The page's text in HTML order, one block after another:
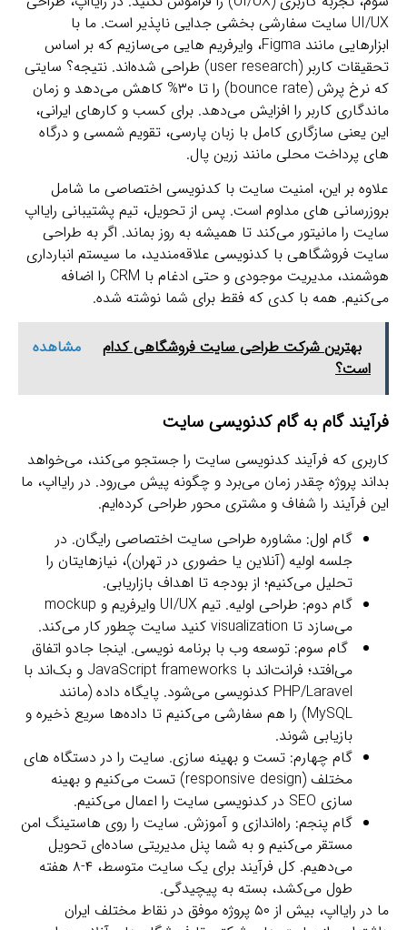
UI/UX سایت سفارشی بخشی جدایی‌ ناپذیر است. ما با
ابزارهایی مانند Figma، وایرفریم‌ هایی می‌سازیم که بر اساس
تحقیقات کاربر (user research) طراحی شده‌اند. نتیجه؟ سایتی
که نرخ پرش (bounce rate) را تا ۳۰% کاهش می‌دهد و زمان
ماندگاری کاربر را افزایش می‌دهد. برای کسب‌ و کارهای ایرانی،
این یعنی سازگاری کامل با زبان پارسی، تقویم شمسی و درگاه‌
های پرداخت محلی مانند زرین‌ پال.
علاوه بر این، امنیت سایت با کدنویسی اختصاصی ما شامل
بروزرسانی‌ های مداوم است. پس از تحویل، تیم پشتیبانی رایااپ
سایت را مانیتور می‌کند تا همیشه به‌ روز بماند. اگر به طراحی
سایت فروشگاهی با کدنویسی علاقه‌مندید، ما سیستم انبارداری
هوشمند، مدیریت موجودی و حتی ادغام با CRM را اضافه
می‌کنیم. همه با کدی که فقط برای شما نوشته شده.
مشاهده
بهترین شرکت طراحی سایت فروشگاهی کدام
است؟
فرآیند گام‌ به‌ گام کدنویسی سایت
کاربری که فرآیند کدنویسی سایت را جستجو می‌کند، می‌خواهد
بداند پروژه چقدر زمان می‌برد و چگونه پیش می‌رود. در رایااپ، ما
این فرآیند را شفاف و مشتری‌ محور طراحی کرده‌ایم.
گام اول: مشاوره طراحی سایت اختصاصی رایگان. در
جلسه اولیه (آنلاین یا حضوری در تهران)، نیازهایتان را
تحلیل می‌کنیم؛ از بودجه تا اهداف بازاریابی.
گام دوم: طراحی اولیه. تیم UI/UX وایرفریم و mockup
می‌سازد تا visualization کنید سایت چطور کار می‌کند.
گام سوم: توسعه وب با برنامه‌ نویسی. اینجا جادو اتفاق
می‌افتد؛ فرانت‌اند با JavaScript frameworks و بک‌اند با
PHP/Laravel کدنویسی می‌شود. پایگاه داده (مانند
MySQL) را هم سفارشی می‌کنیم تا داده‌ها سریع ذخیره و
بازیابی شوند.
گام چهارم: تست و بهینه‌ سازی. سایت را در دستگاه‌ های
مختلف (responsive design) تست می‌کنیم و بهینه‌
سازی SEO در کدنویسی سایت را اعمال می‌کنیم.
گام پنجم: راه‌اندازی و آموزش. سایت را روی هاستینگ امن
مستقر می‌کنیم و به شما پنل مدیریتی ساده‌ای تحویل
می‌دهیم. کل فرآیند برای یک سایت متوسط، ۴-۸ هفته
طول می‌کشد، بسته به پیچیدگی.
ما در رایااپ، بیش از ۵۰ پروژه موفق در نقاط مختلف ایران